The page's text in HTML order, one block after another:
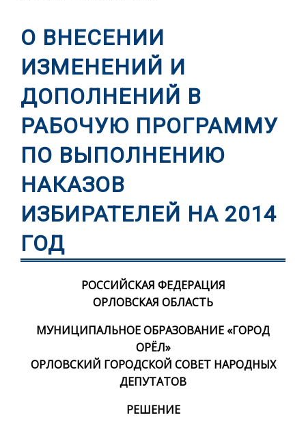
О ВНЕСЕНИИ
ИЗМЕНЕНИЙ И
ДОПОЛНЕНИЙ В
РАБОЧУЮ ПРОГРАММУ
ПО ВЫПОЛНЕНИЮ
НАКАЗОВ
ИЗБИРАТЕЛЕЙ НА 2014
ГОД
РОССИЙСКАЯ ФЕДЕРАЦИЯ
ОРЛОВСКАЯ ОБЛАСТЬ
МУНИЦИПАЛЬНОЕ ОБРАЗОВАНИЕ «ГОРОД
ОРЁЛ»
ОРЛОВСКИЙ ГОРОДСКОЙ СОВЕТ НАРОДНЫХ
ДЕПУТАТОВ
РЕШЕНИЕ